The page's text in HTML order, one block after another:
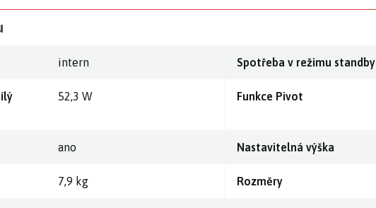
intern Spotřeba v režimu standby
52,3 W Funkce Pivot
ano Nastavitelná výška
7,9 kg Rozměry